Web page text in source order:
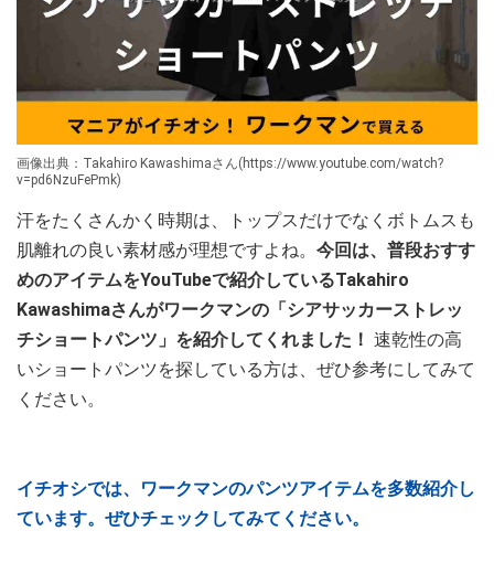
画像出典：Takahiro Kawashimaさん(https://www.youtube.com/watch?
v=pd6NzuFePmk)
汗をたくさんかく時期は、トップスだけでなくボトムスも
肌離れの良い素材感が理想ですよね。 今回は、普段おすす
めのアイテムをYouTubeで紹介しているTakahiro
Kawashimaさんがワークマンの「シアサッカーストレッ
チショートパンツ」を紹介してくれました！ 速乾性の高
いショートパンツを探している方は、ぜひ参考にしてみて
ください。
イチオシでは、ワークマンのパンツアイテムを多数紹介し
ています。ぜひチェックしてみてください。